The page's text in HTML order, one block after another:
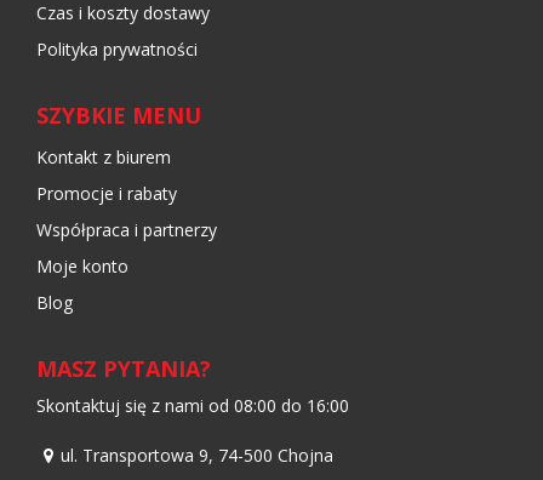
Czas i koszty dostawy
Polityka prywatności
SZYBKIE MENU
Kontakt z biurem
Promocje i rabaty
Współpraca i partnerzy
Moje konto
Blog
MASZ PYTANIA?
Skontaktuj się z nami od 08:00 do 16:00
ul. Transportowa 9, 74-500 Chojna